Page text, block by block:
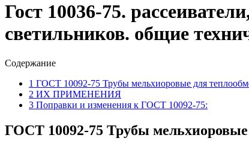
Гост 10036-75.
светильников. общие
Содержание
1 ГОСТ 10092-75 Трубы мельхиоровые для
2 ИХ ПРИМЕНЕНИЯ
3 Поправки и изменения к ГОСТ 10092-75:
ГОСТ 10092-75 Трубы мельхиоровые